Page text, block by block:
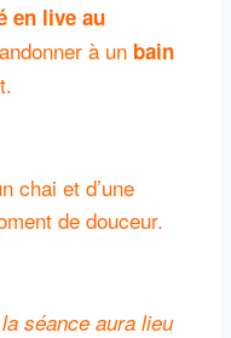
en live au
à un bain
chai et d’une
de douceur.
séance aura lieu